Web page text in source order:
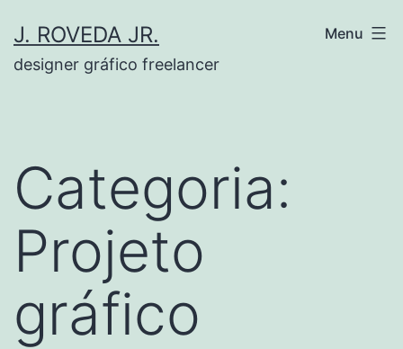
para
J. ROVEDA JR.
designer gráfico freelancer
Menu
Categoria:
Projeto
gráfico